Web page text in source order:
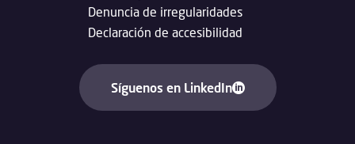
Denuncia de irregularidades
Declaración de accesibilidad
Síguenos en LinkedIn